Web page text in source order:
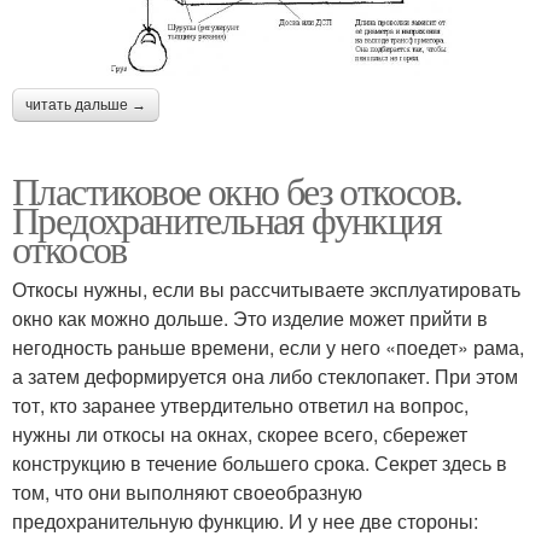
читать дальше →
Пластиковое окно без откосов.
Предохранительная функция
откосов
Откосы нужны, если вы рассчитываете эксплуатировать
окно как можно дольше. Это изделие может прийти в
негодность раньше времени, если у него «поедет» рама,
а затем деформируется она либо стеклопакет. При этом
тот, кто заранее утвердительно ответил на вопрос,
нужны ли откосы на окнах, скорее всего, сбережет
конструкцию в течение большего срока. Секрет здесь в
том, что они выполняют своеобразную
предохранительную функцию. И у нее две стороны: